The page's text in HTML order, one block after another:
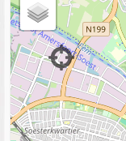
Info:Link